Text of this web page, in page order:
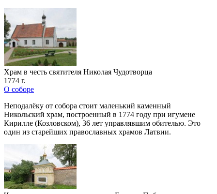
Храм в честь святителя Николая Чудотворца
1774 г.
О соборе
Неподалёку от собора стоит маленький каменный
Никольский храм, построенный в 1774 году при игумене
Кирилле (Козловском), 36 лет управлявшим обителью. Это
один из старейших православных храмов Латвии.